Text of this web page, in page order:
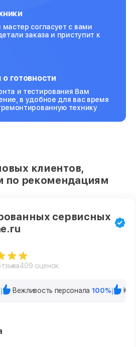
согласует с вами
заказа и приступит к
готовности
и тестирования Вам
в удобное для вас время
технику
клиентов,
по рекомендациям
сервисных
409 оценок
Вежливость персонала 100%